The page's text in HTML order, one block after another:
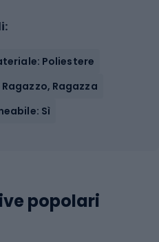
Poliestere
Ragazzo, Ragazza
Sì
popolari